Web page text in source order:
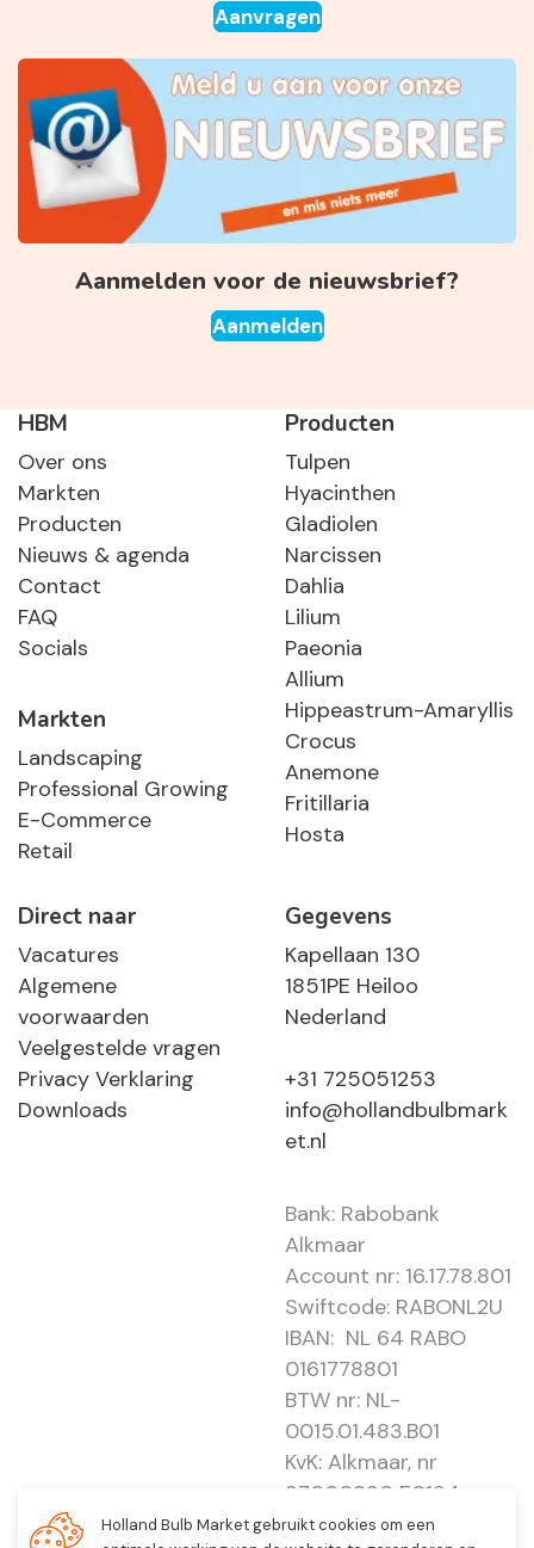
Aanvragen
Aanmelden voor de nieuwsbrief?
Aanmelden
HBM
Over ons
Markten
Producten
Nieuws & agenda
Contact
FAQ
Socials
Markten
Landscaping
Professional Growing
E-Commerce
Retail
Producten
Tulpen
Hyacinthen
Gladiolen
Narcissen
Dahlia
Lilium
Paeonia
Allium
Hippeastrum-Amaryllis
Crocus
Anemone
Fritillaria
Hosta
Direct naar
Vacatures
Algemene
voorwaarden
Veelgestelde vragen
Privacy Verklaring
Downloads
Gegevens
Kapellaan 130
1851PE Heiloo
Nederland
+31 725051253
info@hollandbulbmark
et.nl
Bank: Rabobank
Alkmaar
Account nr: 16.17.78.801
Swiftcode: RABONL2U
IBAN: NL 64 RABO
0161778801
BTW nr: NL-
0015.01.483.B01
KvK: Alkmaar, nr
37000830 E0194 -
EBO 505
Holland Bulb Market gebruikt cookies om een